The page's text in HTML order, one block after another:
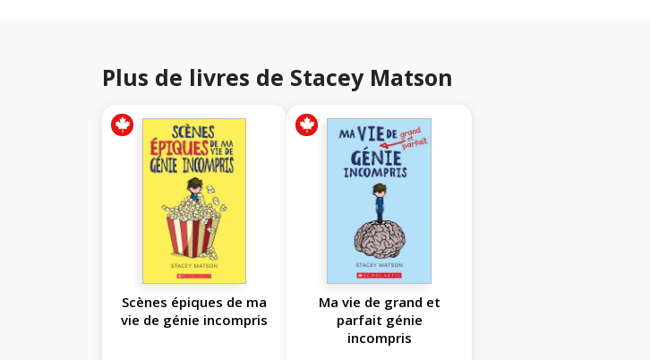
Plus de livres de Stacey Matson
Scènes épiques de ma
vie de génie incompris
Ma vie de grand et
parfait génie
incompris